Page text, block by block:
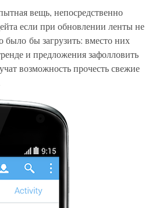
вещь, непосредственно
если при обновлении ленты не
было бы загрузить: вместо них
и предложения зафолловить
возможность прочесть свежие